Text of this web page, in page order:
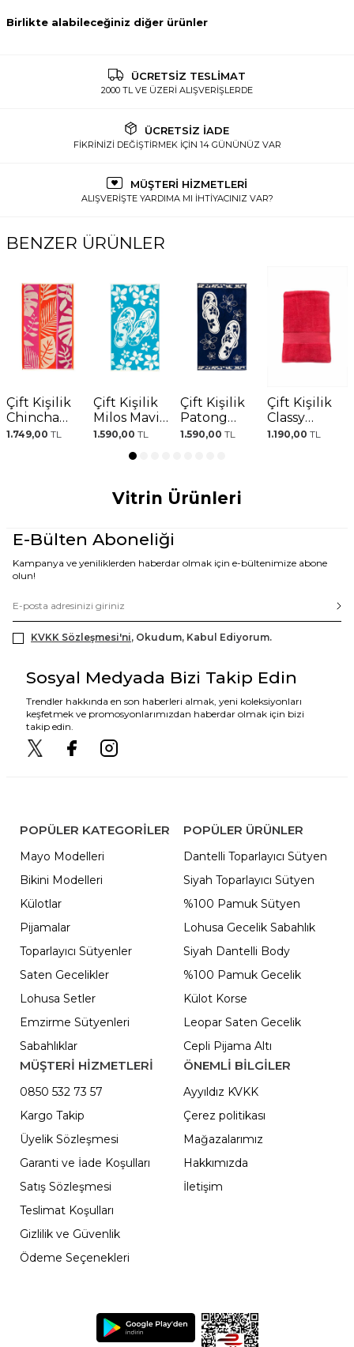
Birlikte alabileceğiniz diğer ürünler
ÜCRETSİZ TESLİMAT
2000 TL VE ÜZERİ ALIŞVERİŞLERDE
ÜCRETSİZ İADE
FİKRİNİZİ DEĞİŞTİRMEK İÇİN 14 GÜNÜNÜZ VAR
MÜŞTERİ HİZMETLERİ
ALIŞVERİŞTE YARDIMA MI İHTİYACINIZ VAR?
BENZER ÜRÜNLER
Çift Kişilik
Chincha
Turuncu
1.749,00 TL
Çift Kişilik
Milos Mavi
Plaj Havlusu
1.590,00 TL
Çift Kişilik
Patong
Lacivert Plaj
1.590,00 TL
Çift Kişilik
Classy
Pembe Plaj
1.190,00 TL
Vitrin Ürünleri
E-Bülten Aboneliği
Kampanya ve yeniliklerden haberdar olmak için e-bültenimize abone
olun!
KVKK Sözleşmesi'ni, Okudum, Kabul Ediyorum.
Sosyal Medyada Bizi Takip Edin
Trendler hakkında en son haberleri almak, yeni koleksiyonları
keşfetmek ve promosyonlarımızdan haberdar olmak için bizi
takip edin.
POPÜLER KATEGORILER
Mayo Modelleri
Bikini Modelleri
Külotlar
Pijamalar
Toparlayıcı Sütyenler
Saten Gecelikler
Lohusa Setler
Emzirme Sütyenleri
Sabahlıklar
POPÜLER ÜRÜNLER
Dantelli Toparlayıcı Sütyen
Siyah Toparlayıcı Sütyen
%100 Pamuk Sütyen
Lohusa Gecelik Sabahlık
Siyah Dantelli Body
%100 Pamuk Gecelik
Külot Korse
Leopar Saten Gecelik
Cepli Pijama Altı
MÜŞTERİ HİZMETLERİ
0850 532 73 57
Kargo Takip
Üyelik Sözleşmesi
Garanti ve İade Koşulları
Satış Sözleşmesi
Teslimat Koşulları
Gizlilik ve Güvenlik
Ödeme Seçenekleri
ÖNEMLI BILGILER
Ayyıldız KVKK
Çerez politikası
Mağazalarımız
Hakkımızda
İletişim